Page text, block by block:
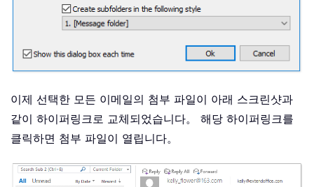
이제 선택한 모든 이메일의 첨부 파일이 아래 스크린샷과
같이 하이퍼링크로 교체되었습니다。 해당 하이퍼링크를
클릭하면 첨부 파일이 열립니다。